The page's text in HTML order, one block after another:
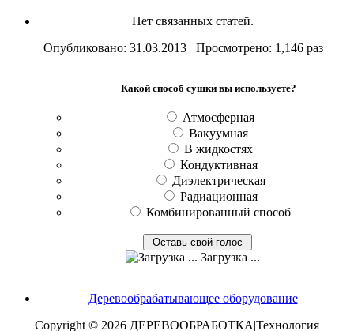
Нет связанных статей.
Опубликовано: 31.03.2013 Просмотрено: 1,146 раз
Какой способ сушки вы используете?
Атмосферная
Вакуумная
В жидкостях
Кондуктивная
Диэлектрическая
Радиационная
Комбинированный способ
Загрузка ...
Деревообрабатывающее оборудование
Copyright © 2026 ДЕРЕВООБРАБОТКА|Технология